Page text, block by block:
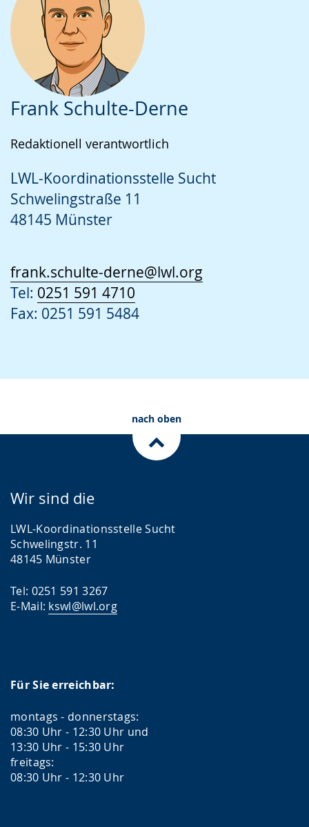
d
n
e
e
i
g
c
h
s
n
s
t
ü
u
g
e
b
ä
e
s
r
a
c
e
w
i
g
t
.
Frank Schulte-Derne
Redaktionell verantwortlich
LWL-Koordinationsstelle Sucht
Schwelingstraße 11
48145 Münster
frank.schulte-derne@lwl.org
Tel: 0251 591 4710
Fax: 0251 591 5484
nach oben
Wir sind die
LWL-Koordinationsstelle Sucht
Schwelingstr. 11
48145 Münster
Tel: 0251 591 3267
E-Mail: kswl@lwl.org
Für Sie erreichbar:
montags - donnerstags:
08:30 Uhr - 12:30 Uhr und
13:30 Uhr - 15:30 Uhr
freitags:
08:30 Uhr - 12:30 Uhr